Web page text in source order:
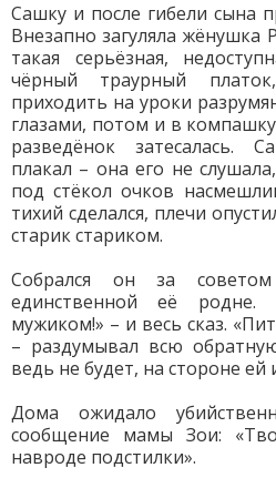
Сашку и после гибели сына
Внезапно загуляла жёнушка
такая серьёзная,
чёрный траурный
приходить на уроки
глазами, потом и в
разведёнок затесалась.
плакал – она его не
под стёкол очков
тихий сделался, плечи
старик стариком.
Собрался он за
единственной её родне.
мужиком!» – и весь сказ.
– раздумывал всю
ведь не будет, на стороне ей
Дома ожидало
сообщение мамы Зои:
навроде подстилки».